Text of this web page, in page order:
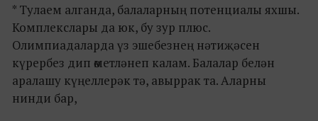
* Тулаем алганда, балаларның потенциалы яхшы.
Комплекслары да юк, бу зур плюс.
Олимпиадаларда үз эшебезнең нәтиҗәсен
күрербез дип өметләнеп калам. Балалар белән
аралашу күңеллерәк тә, авыррак та. Аларны
нинди бар,